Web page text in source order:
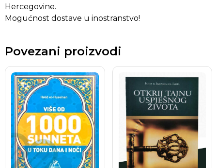
Hercegovine.
Mogućnost dostave u inostranstvo!
Povezani proizvodi